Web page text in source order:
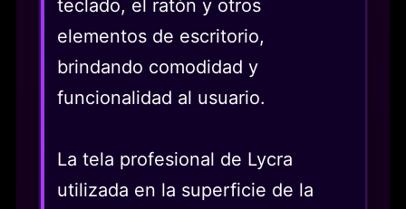
teclado, el ratón y otros
elementos de escritorio,
brindando comodidad y
funcionalidad al usuario.
La tela profesional de Lycra
utilizada en la superficie de la